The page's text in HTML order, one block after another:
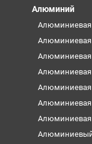
Алюминий
Алюминиевая
Алюминиевая
Алюминиевая
Алюминиевая
Алюминиевая
Алюминиевая
Алюминиевая
Алюминиевый